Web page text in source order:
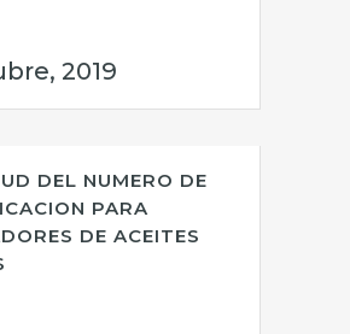
2019
DEL NUMERO DE
PARA
DE ACEITES